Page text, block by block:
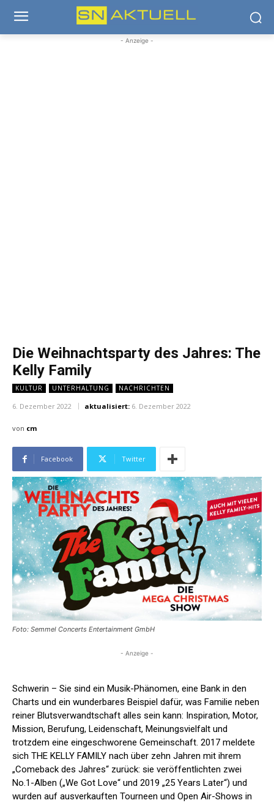
- Anzeige -
Die Weihnachtsparty des Jahres: The
Kelly Family
KULTUR UNTERHALTUNG NACHRICHTEN
6. Dezember 2022 aktualisiert: 6. Dezember 2022
von cm
Facebook Twitter
Foto: Semmel Concerts Entertainment GmbH
- Anzeige -
Schwerin – Sie sind ein Musik-Phänomen, eine Bank in den
Charts und ein wunderbares Beispiel dafür, was Familie neben
reiner Blutsverwandtschaft alles sein kann: Inspiration, Motor,
Mission, Berufung, Leidenschaft, Meinungsvielfalt und
trotzdem eine eingeschworene Gemeinschaft. 2017 meldete
sich THE KELLY FAMILY nach über zehn Jahren mit ihrem
„Comeback des Jahres“ zurück: sie veröffentlichten zwei
No.1-Alben („We Got Love“ und 2019 „25 Years Later“) und
wurden auf ausverkauften Tourneen und Open Air-Shows in